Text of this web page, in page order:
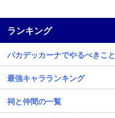
ランキング
バカデッカーナでやるべきこと
最強キャラランキング
祠と仲間の一覧